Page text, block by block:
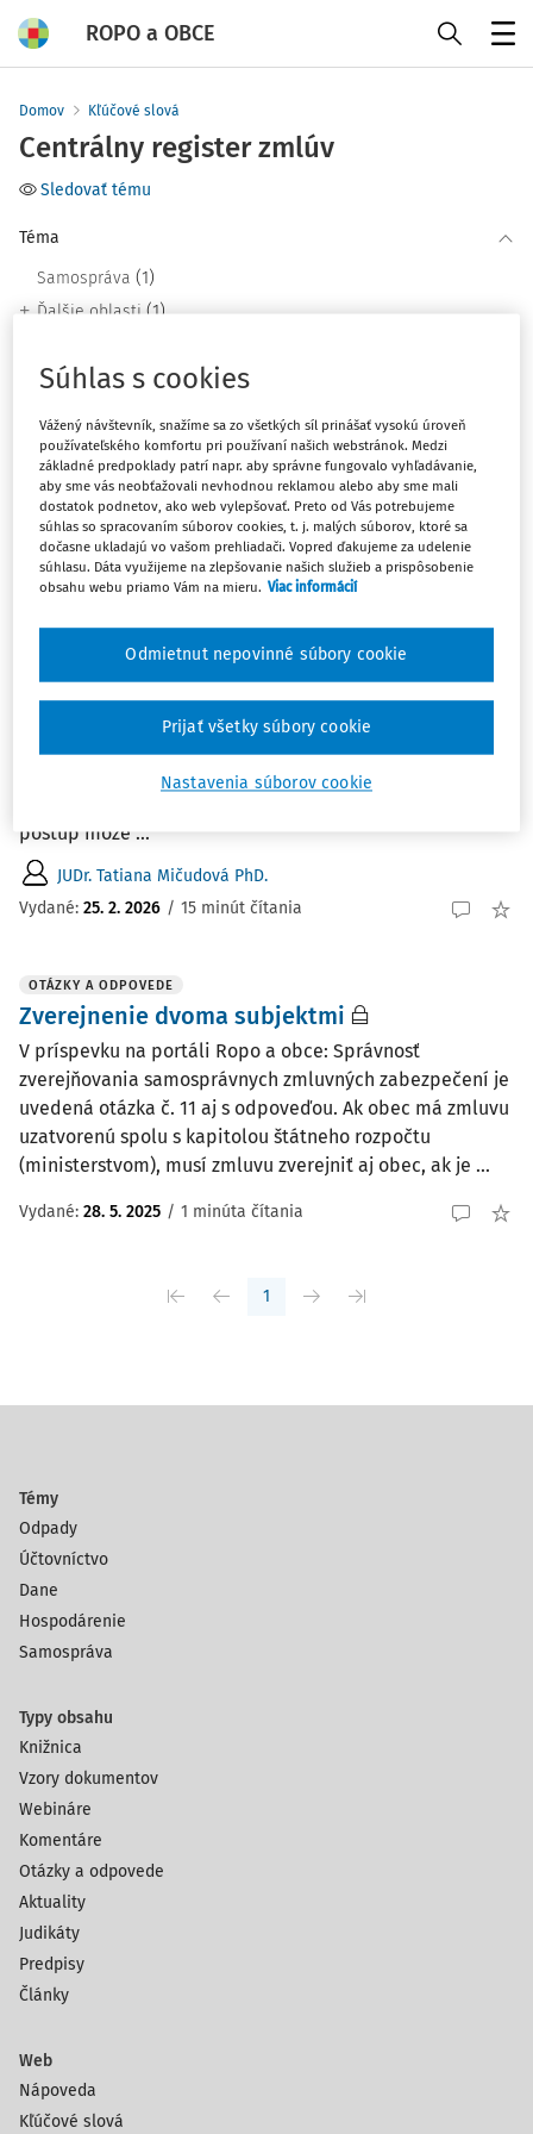
ROPO a OBCE
Domov Kľúčové slová
Centrálny register zmlúv
Sledovať tému
Téma
Samospráva (1)
Ďalšie oblasti (1)
Filter
Počet vyhľadaných dokumentov: 2
Zoradiť podľa:
Najnovšie
Najstaršie
ČLÁNKY
Zverejňovanie zmlúv a ochrana osobných
Zverejňovanie zmlúv v Centrálnom registri zmlúv je
zákonnou povinnosťou obcí a zároveň podmienkou ich
rešpektovaná ochrana osobných údajov a zákonné
postup môže ...
JUDr. Tatiana Mičudová PhD.
Vydané: 25. 2. 2026 / 15 minút čítania
OTÁZKY A ODPOVEDE
Zverejnenie dvoma subjektmi
V príspevku na portáli Ropo a obce: Správnosť
zverejňovania samosprávnych zmluvných zabezpečení je
uvedená otázka č. 11 aj s odpoveďou. Ak obec má zmluvu
uzatvorenú spolu s kapitolou štátneho rozpočtu
(ministerstvom), musí zmluvu zverejniť aj obec, ak je ...
Vydané: 28. 5. 2025 / 1 minúta čítania
1
Témy
Odpady
Účtovníctvo
Dane
Hospodárenie
Samospráva
Typy obsahu
Knižnica
Vzory dokumentov
Webináre
Komentáre
Otázky a odpovede
Aktuality
Judikáty
Predpisy
Články
Web
Nápoveda
Kľúčové slová
Súhlas s cookies
Vážený návštevník, snažíme sa zo všetkých síl prinášať vysokú úroveň
používateľského komfortu pri používaní našich webstránok. Medzi
základné predpoklady patrí napr. aby správne fungovalo vyhľadávanie,
aby sme vás neobťažovali nevhodnou reklamou alebo aby sme mali
dostatok podnetov, ako web vylepšovať. Preto od Vás potrebujeme
súhlas so spracovaním súborov cookies, t. j. malých súborov, ktoré sa
dočasne ukladajú vo vašom prehliadači. Vopred ďakujeme za udelenie
súhlasu. Dáta využijeme na zlepšovanie našich služieb a prispôsobenie
obsahu webu priamo Vám na mieru. Viac informácií
Nastavenia súborov cookie
Odmietnut nepovinné súbory cookie
Prijať všetky súbory cookie